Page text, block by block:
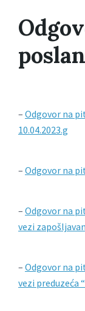
– Odgovor na
10.04.2023.g
– Odgovor na
– Odgovor na
vezi
– Odgovor na
vezi preduzeća